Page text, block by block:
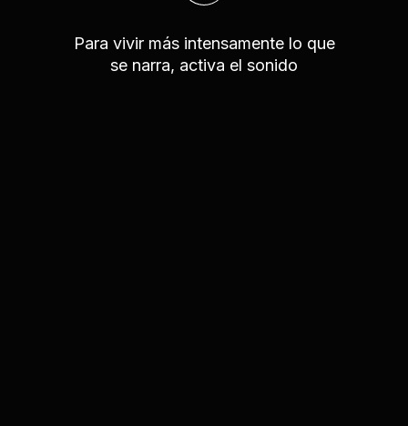
Para vivir más intensamente lo que
se narra, activa el sonido